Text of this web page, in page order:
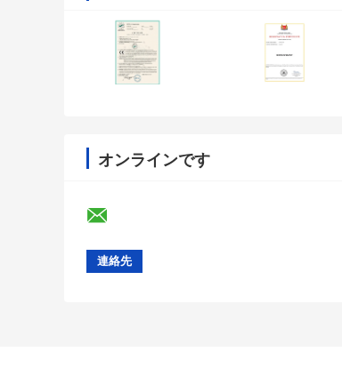
オンラインです